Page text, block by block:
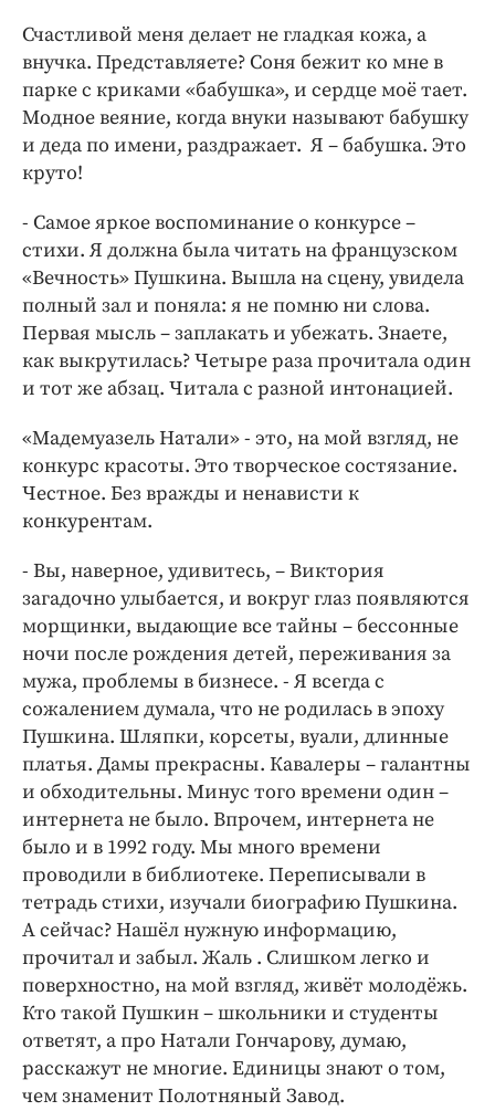
Счастливой меня делает не гладкая кожа, а
внучка. Представляете? Соня бежит ко мне в
парке с криками «бабушка», и сердце моё тает.
Модное веяние, когда внуки называют бабушку
и деда по имени, раздражает. Я – бабушка. Это
круто!
- Самое яркое воспоминание о конкурсе –
стихи. Я должна была читать на французском
«Вечность» Пушкина. Вышла на сцену, увидела
полный зал и поняла: я не помню ни слова.
Первая мысль – заплакать и убежать. Знаете,
как выкрутилась? Четыре раза прочитала один
и тот же абзац. Читала с разной интонацией.
«Мадемуазель Натали» - это, на мой взгляд, не
конкурс красоты. Это творческое состязание.
Честное. Без вражды и ненависти к
конкурентам.
- Вы, наверное, удивитесь, – Виктория
загадочно улыбается, и вокруг глаз появляются
морщинки, выдающие все тайны – бессонные
ночи после рождения детей, переживания за
мужа, проблемы в бизнесе. - Я всегда с
сожалением думала, что не родилась в эпоху
Пушкина. Шляпки, корсеты, вуали, длинные
платья. Дамы прекрасны. Кавалеры – галантны
и обходительны. Минус того времени один –
интернета не было. Впрочем, интернета не
было и в 1992 году. Мы много времени
проводили в библиотеке. Переписывали в
тетрадь стихи, изучали биографию Пушкина.
А сейчас? Нашёл нужную информацию,
прочитал и забыл. Жаль . Слишком легко и
поверхностно, на мой взгляд, живёт молодёжь.
Кто такой Пушкин – школьники и студенты
ответят, а про Натали Гончарову, думаю,
расскажут не многие. Единицы знают о том,
чем знаменит Полотняный Завод.